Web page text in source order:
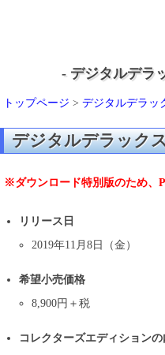
- デジタルデラ
トップページ > デジタルデラッ
デジタルデラック
※ダウンロード特別版のため、
リリース日
2019年11月8日（金）
希望小売価格
8,900円＋税
コレクターズエディションの